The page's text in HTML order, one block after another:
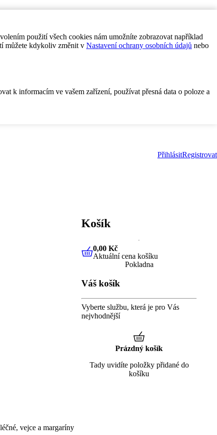
použití všech cookies nám umožníte zobrazovat například
můžete kdykoliv změnit v Nastavení ochrany osobních údajů nebo
k informacím ve vašem zařízení, používat přesná data o poloze a
PřihlásitRegistrovat
vejce a margaríny
Košík
0,00 KčAktuální cena košíku
0,00 Kč
Aktuální cena košíku
Pokladna
Váš košík
Vyberte službu, která je pro Vás
nejvhodnější
Prázdný košík
Tady uvidíte položky přidané do
košíku